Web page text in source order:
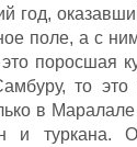
поле, а с
поросшая
то
в
и туркана.